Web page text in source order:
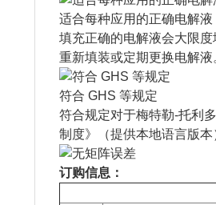
适合每种应用的正确电解液
填充正确的电解液会大限
重新填装或定期更换电解
符合 GHS 等规定
符合规定对于梅特勒-托利
制度》（提供本地语言版
订购信息：